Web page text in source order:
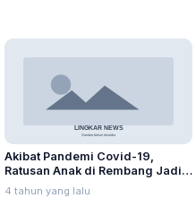
Akibat Pandemi Covid-19,
Ratusan Anak di Rembang Jadi
Yatim Piatu
4 tahun yang lalu